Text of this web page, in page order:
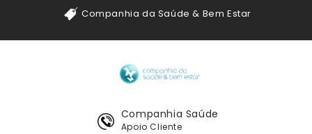
Companhia da Saúde & Bem Estar
Companhia Saúde
Apoio Cliente